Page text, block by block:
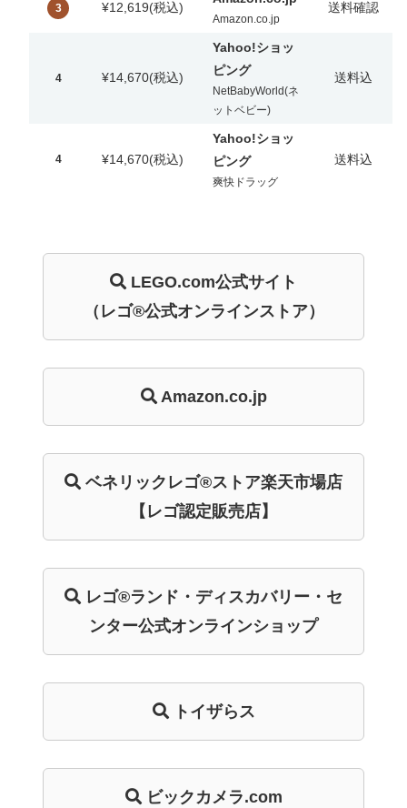
3 ¥12,619(税込)
Amazon.co.jp
送料確認
4 ¥14,670(税込)
Yahoo!ショッ
ピング
NetBabyWorld(ネ
ットベビー)
送料込
4 ¥14,670(税込)
Yahoo!ショッ
ピング
爽快ドラッグ
送料込
LEGO.com公式サイト
（レゴ®公式オンラインストア）
Amazon.co.jp
ベネリック レゴ®ストア楽天市場店
【レゴ認定販売店】
レゴ®ランド・ ディスカバリー・ セ
ンター公式オンラインショップ
トイザらス
ビックカメラ.com